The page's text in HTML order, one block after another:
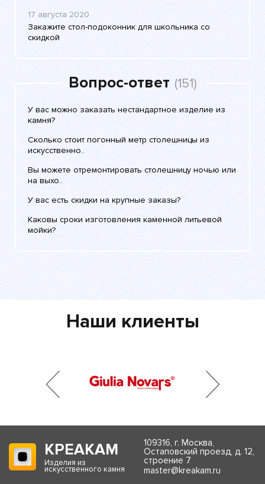
17 августа 2020
Закажите стол-подоконник для школьника со
скидкой
Вопрос-ответ (151)
У вас можно заказать нестандартное изделие из
камня?
Сколько стоит погонный метр столешницы из
искусственно..
Вы можете отремонтировать столешницу ночью или
на выхо..
У вас есть скидки на крупные заказы?
Каковы сроки изготовления каменной литьевой
мойки?
Наши клиенты
КРЕАКАМ
Изделия из
искусственного камня
109316, г. Москва,
Остаповский проезд, д. 12,
строение 7
master@kreakam.ru